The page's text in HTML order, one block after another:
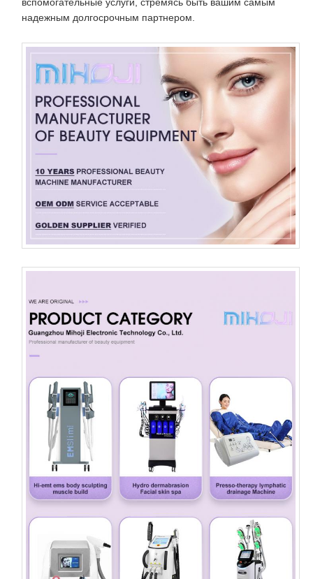
надежным долгосрочным партнером.